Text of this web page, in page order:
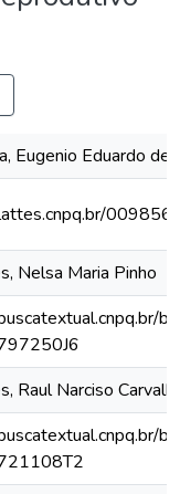
Eugenio Eduardo de
Nelsa Maria Pinho
Raul Narciso